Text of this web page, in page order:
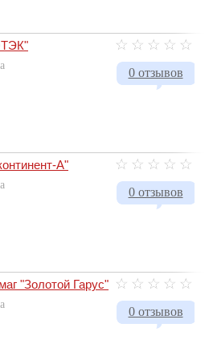
0 отзывов
0 отзывов
А"
0 отзывов
"Золотой Гарус"